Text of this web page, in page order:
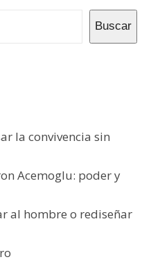
Buscar
la convivencia sin
Acemoglu: poder y
al hombre o rediseñar